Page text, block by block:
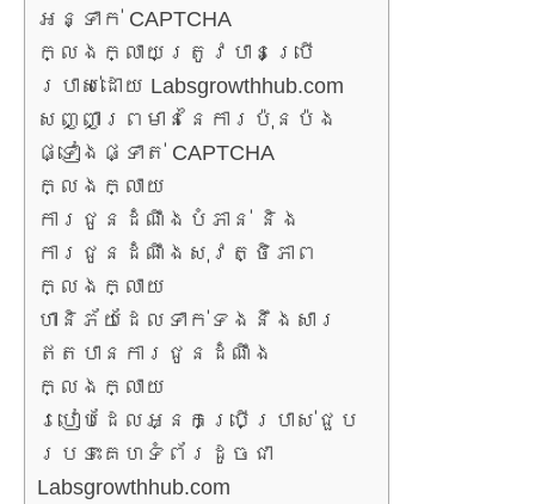
អន្ទាក់ CAPTCHA
ក្លែងក្លាយត្រូវបានប្រើ
ប្រាស់ដោយ Labsgrowthhub.com
សញ្ញាព្រមាននៃការប៉ុនប៉ង
ផ្ទៀងផ្ទាត់ CAPTCHA
ក្លែងក្លាយ
ការជូនដំណឹងបំភាន់ និង
ការជូនដំណឹងសុវត្ថិភាព
ក្លែងក្លាយ
ហានិភ័យដែលទាក់ទងនឹងសារ
ឥតបានការជូនដំណឹង
ក្លែងក្លាយ
របៀបដែលអ្នកប្រើប្រាស់ជួប
ប្រទះគេហទំព័រដូចជា
Labsgrowthhub.com